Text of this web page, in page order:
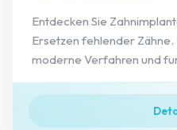
Entdecken Sie
Ersetzen fehlender
moderne Verfahren und